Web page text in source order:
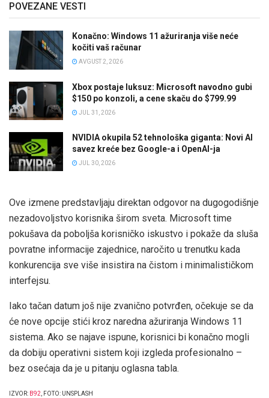
POVEZANE VESTI
Konačno: Windows 11 ažuriranja više neće
kočiti vaš računar
AVGUST 2, 2026
Xbox postaje luksuz: Microsoft navodno gubi
$150 po konzoli, a cene skaču do $799.99
JUL 31, 2026
NVIDIA okupila 52 tehnološka giganta: Novi AI
savez kreće bez Google-a i OpenAI-ja
JUL 30, 2026
Ove izmene predstavljaju direktan odgovor na dugogodišnje
nezadovoljstvo korisnika širom sveta. Microsoft time
pokušava da poboljša korisničko iskustvo i pokaže da sluša
povratne informacije zajednice, naročito u trenutku kada
konkurencija sve više insistira na čistom i minimalističkom
interfejsu.
Iako tačan datum još nije zvanično potvrđen, očekuje se da
će nove opcije stići kroz naredna ažuriranja Windows 11
sistema. Ako se najave ispune, korisnici bi konačno mogli
da dobiju operativni sistem koji izgleda profesionalno –
bez osećaja da je u pitanju oglasna tabla.
IZVOR: B92 , FOTO: UNSPLASH